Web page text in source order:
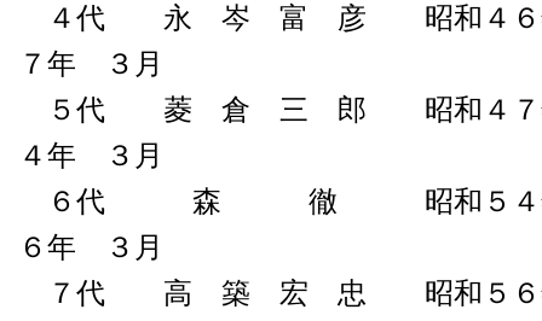
４代 永 岑 富 彦 昭和４６
７年 ３月
５代 菱 倉 三 郎 昭和４７
４年 ３月
６代 森 徹 昭和５４年
６年 ３月
７代 高 築 宏 忠 昭和５６